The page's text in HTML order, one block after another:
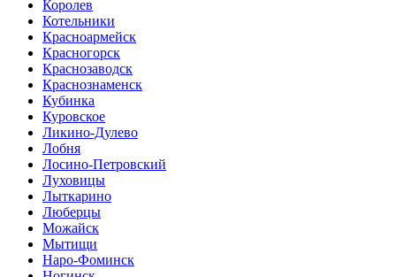
Королев
Котельники
Красноармейск
Красногорск
Краснозаводск
Краснознаменск
Кубинка
Куровское
Ликино-Дулево
Лобня
Лосино-Петровский
Луховицы
Лыткарино
Люберцы
Можайск
Мытищи
Наро-Фоминск